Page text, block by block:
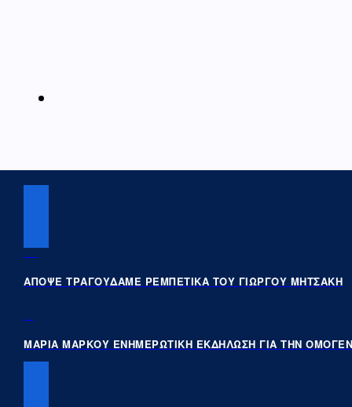
ΑΠΟΨΕ ΤΡΑΓΟΥΔΑΜΕ ΡΕΜΠΕΤΙΚΑ ΤΟΥ ΓΙΩΡΓΟΥ ΜΗΤΣΑΚΗ
ΜΑΡΙΑ ΜΑΡΚΟΥ ΕΝΗΜΕΡΩΤΙΚΗ ΕΚΔΗΛΩΣΗ ΓΙΑ ΤΗΝ